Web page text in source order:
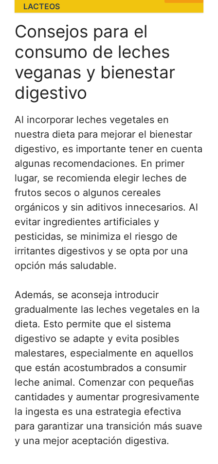
LACTEOS
Consejos para el
consumo de leches
veganas y bienestar
digestivo
Al incorporar leches vegetales en
nuestra dieta para mejorar el bienestar
digestivo, es importante tener en cuenta
algunas recomendaciones. En primer
lugar, se recomienda elegir leches de
frutos secos o algunos cereales
orgánicos y sin aditivos innecesarios. Al
evitar ingredientes artificiales y
pesticidas, se minimiza el riesgo de
irritantes digestivos y se opta por una
opción más saludable.
Además, se aconseja introducir
gradualmente las leches vegetales en la
dieta. Esto permite que el sistema
digestivo se adapte y evita posibles
malestares, especialmente en aquellos
que están acostumbrados a consumir
leche animal. Comenzar con pequeñas
cantidades y aumentar progresivamente
la ingesta es una estrategia efectiva
para garantizar una transición más suave
y una mejor aceptación digestiva.